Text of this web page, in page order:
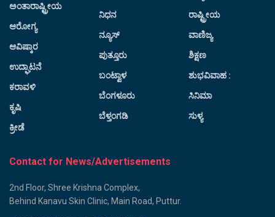
ಅಂತಾರಾಷ್ಟ್ರೀಯ
ಆರೋಗ್ಯ
ಆವಿಷ್ಕಾರ
ಉದ್ಘಾಟನೆ
ಕರಾವಳಿ
ಕೃಷಿ
ಕ್ರೀಡೆ
ನಿಧನ
ನ್ಯೂಸ್
ಪುತ್ತೂರು
ಬಂಟ್ವಾಳ
ಬೆಂಗಳೂರು
ಬೆಳ್ತಂಗಡಿ
ರಾಷ್ಟ್ರೀಯ
ವಾಣಿಜ್ಯ
ಶಿಕ್ಷಣ
ಶುಭವಿವಾಹ :
ಸಿನಿಮಾ
ಸುಳ್ಯ
Contact for News/Advertisements
2nd Floor, Shree Krishna Complex,
Behind Kanavu Skin Clinic, Main Road, Puttur.